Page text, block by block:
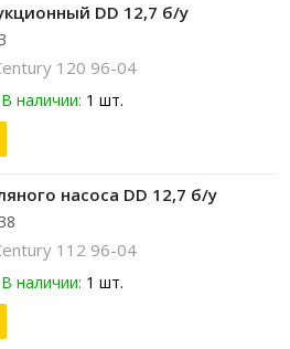
DD 12,7 б/у
120 96-04
В наличии: 1 шт.
насоса DD 12,7 б/у
112 96-04
В наличии: 1 шт.